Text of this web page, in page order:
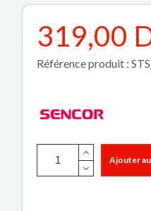
319,00
Référence produit :
Ajouter